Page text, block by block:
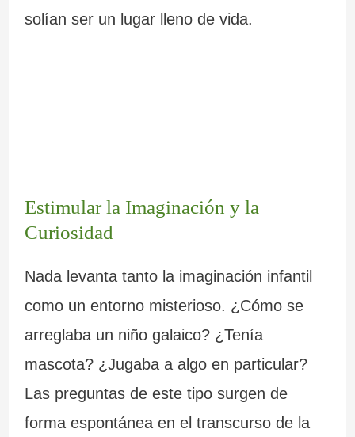
solían ser un lugar lleno de vida.
Estimular la Imaginación y la
Curiosidad
Nada levanta tanto la imaginación infantil
como un entorno misterioso. ¿Cómo se
arreglaba un niño galaico? ¿Tenía
mascota? ¿Jugaba a algo en particular?
Las preguntas de este tipo surgen de
forma espontánea en el transcurso de la